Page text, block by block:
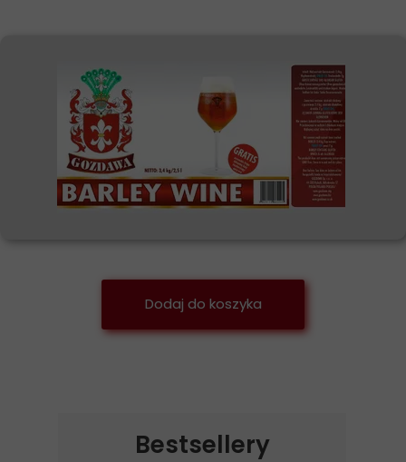
Dodaj do koszyka
Bestsellery